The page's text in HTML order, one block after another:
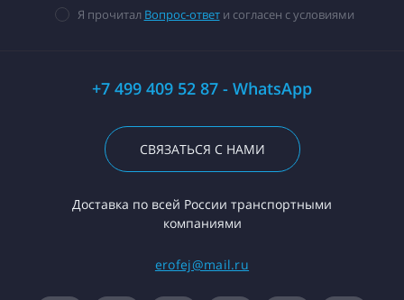
Я прочитал Вопрос-ответи согласен с условиями
+7 499 409 52 87 - WhatsApp
СВЯЗАТЬСЯ С НАМИ
Доставка по всей России транспортными
компаниями
erofej@mail.ru